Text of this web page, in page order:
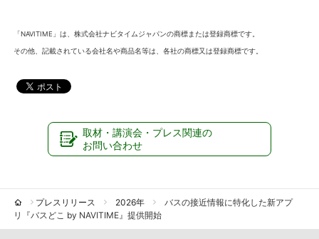
「NAVITIME」は、株式会社ナビタイムジャパンの商標または登録商標です。
その他、記載されている会社名や商品名等は、各社の商標又は登録商標です。
取材・講演会・プレス関連の
お問い合わせ
プレスリリース 2026年
バスの接近情報に特化した新アプ
リ『バスどこ by NAVITIME』提供開始